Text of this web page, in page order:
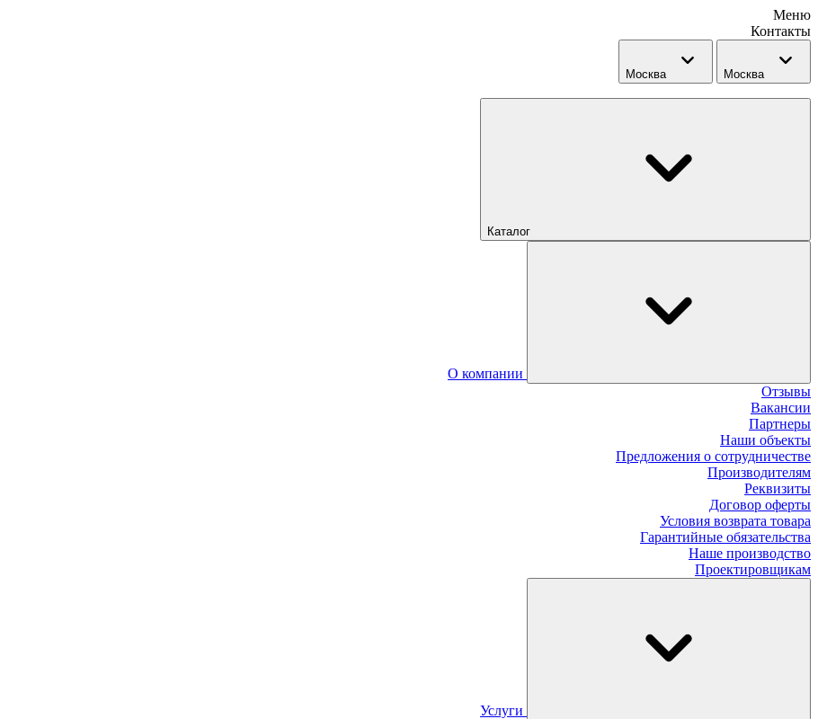
Меню
Контакты
Москва Москва
Каталог
О компании
Отзывы
Вакансии
Партнеры
Наши объекты
Предложения о сотрудничестве
Производителям
Реквизиты
Договор оферты
Условия возврата товара
Гарантийные обязательства
Наше производство
Проектировщикам
Услуги